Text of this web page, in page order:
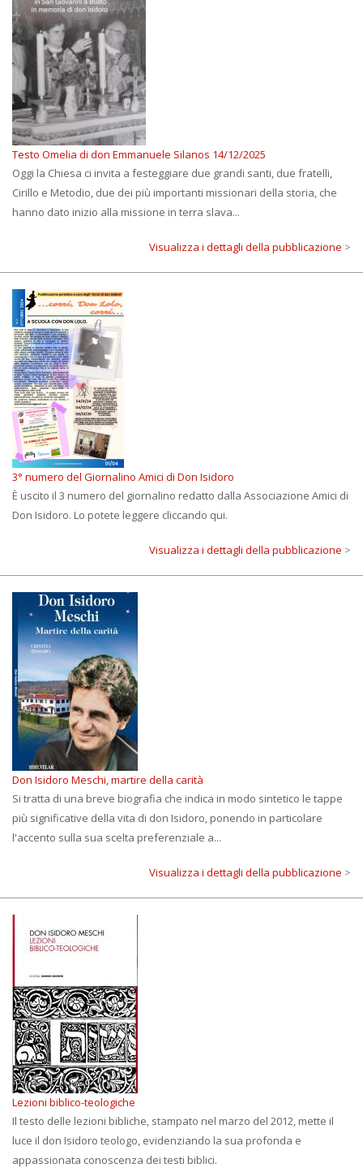
Testo Omelia di don Emmanuele Silanos 14/12/2025
Oggi la Chiesa ci invita a festeggiare due grandi santi, due fratelli,
Cirillo e Metodio, due dei più importanti missionari della storia, che
hanno dato inizio alla missione in terra slava...
Visualizza i dettagli della pubblicazione >
3° numero del Giornalino Amici di Don Isidoro
È uscito il 3 numero del giornalino redatto dalla Associazione Amici di
Don Isidoro. Lo potete leggere cliccando qui.
Visualizza i dettagli della pubblicazione >
Don Isidoro Meschi, martire della carità
Si tratta di una breve biografia che indica in modo sintetico le tappe
più significative della vita di don Isidoro, ponendo in particolare
l'accento sulla sua scelta preferenziale a...
Visualizza i dettagli della pubblicazione >
Lezioni biblico-teologiche
Il testo delle lezioni bibliche, stampato nel marzo del 2012, mette il
luce il don Isidoro teologo, evidenziando la sua profonda e
appassionata conoscenza dei testi biblici.